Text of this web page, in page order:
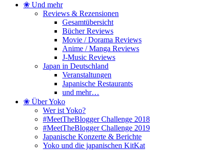
❀ Und mehr
Reviews & Rezensionen
Gesamtübersicht
Bücher Reviews
Movie / Dorama Reviews
Anime / Manga Reviews
J-Music Reviews
Japan in Deutschland
Veranstaltungen
Japanische Restaurants
und mehr…
❀ Über Yoko
Wer ist Yoko?
#MeetTheBlogger Challenge 2018
#MeetTheBlogger Challenge 2019
Japanische Konzerte & Berichte
Yoko und die japanischen KitKat